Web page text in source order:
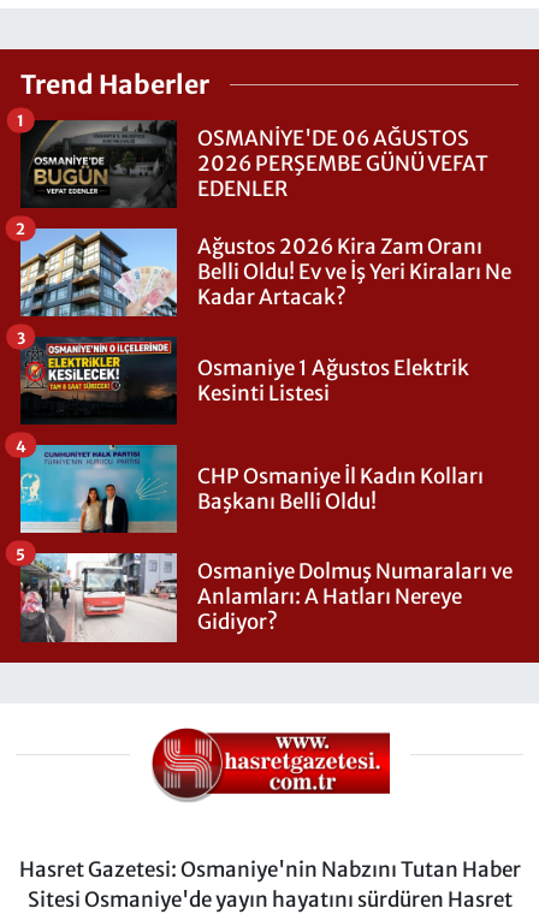
Trend Haberler
OSMANİYE'DE 06 AĞUSTOS
2026 PERŞEMBE GÜNÜ VEFAT
EDENLER
1
Ağustos 2026 Kira Zam Oranı
Belli Oldu! Ev ve İş Yeri Kiraları Ne
Kadar Artacak?
2
Osmaniye 1 Ağustos Elektrik
Kesinti Listesi
3
CHP Osmaniye İl Kadın Kolları
Başkanı Belli Oldu!
4
Osmaniye Dolmuş Numaraları ve
Anlamları: A Hatları Nereye
Gidiyor?
5
Hasret Gazetesi: Osmaniye'nin Nabzını Tutan Haber
Sitesi Osmaniye'de yayın hayatını sürdüren Hasret